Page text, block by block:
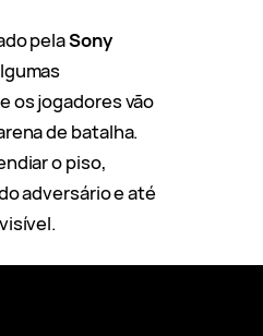
pelaSony
os jogadores vão
de batalha.
o piso,
adversário e até